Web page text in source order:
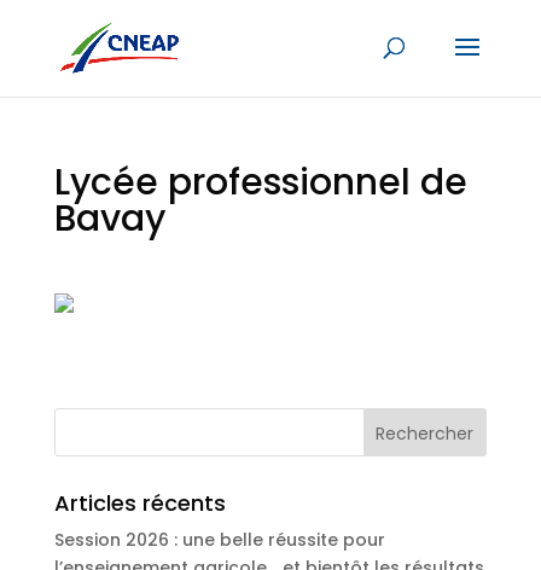
Lycée professionnel de
Bavay
Articles récents
Session 2026 : une belle réussite pour